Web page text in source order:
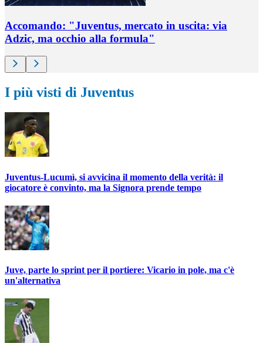
Accomando: "Juventus, mercato in uscita: via
Adzic, ma occhio alla formula"
I più visti di Juventus
Juventus-Lucumì, si avvicina il momento della verità: il
giocatore è convinto, ma la Signora prende tempo
Juve, parte lo sprint per il portiere: Vicario in pole, ma c'è
un'alternativa